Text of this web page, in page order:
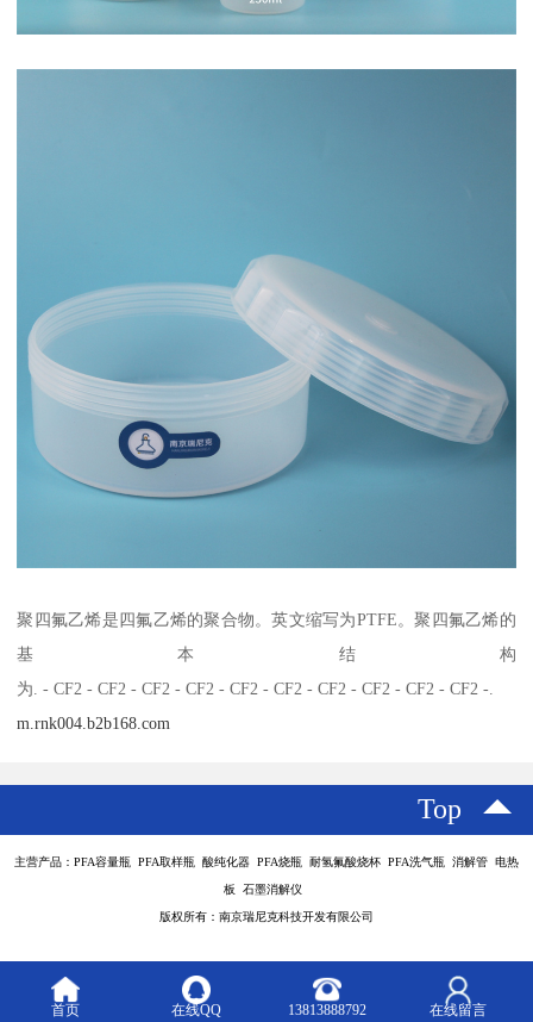
聚四氟乙烯是四氟乙烯的聚合物。英文缩写为PTFE。聚四氟乙烯的
基本结构
为. - CF2 - CF2 - CF2 - CF2 - CF2 - CF2 - CF2 - CF2 - CF2 - CF2 -.
m.rnk004.b2b168.com
Top
主营产品：PFA容量瓶 PFA取样瓶 酸纯化器 PFA烧瓶 耐氢氟酸烧杯 PFA洗气瓶 消解管 电热
板 石墨消解仪
版权所有：南京瑞尼克科技开发有限公司
首页 在线QQ 13813888792 在线留言